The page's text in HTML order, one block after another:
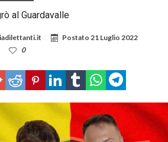
al Guardavalle
Postato 21 Luglio 2022
0